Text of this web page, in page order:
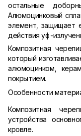
остальные
Алюмоцинковый
элемент, защищает
действия уф-
Композитная
который
алюмоцинком,
покрытием.
Особенности
Композитная
устройства
кровле.